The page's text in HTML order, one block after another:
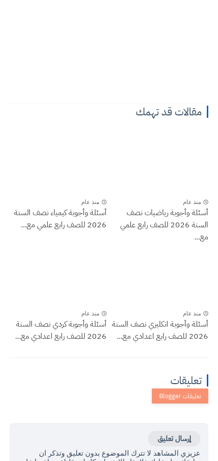
مقالات قد تهمك
منذ عام
أسئلة وأجوبة رياضيات نصف
السنة 2026 للصف رابع علمي
مع...
منذ عام
أسئلة وأجوبة كيمياء نصف السنة
2026 للصف رابع علمي مع...
منذ عام
أسئلة وأجوبة انكليزي نصف السنة
2026 للصف رابع اعدادي مع...
منذ عام
أسئلة وأجوبة كردي نصف السنة
2026 للصف رابع اعدادي مع...
تعليقات
إرسال تعليق
عزيزي المشاهد لا تترك الموضوع بدون تعليق وتذكر ان